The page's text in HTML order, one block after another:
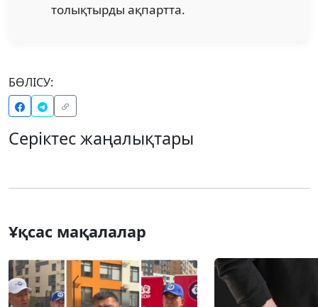
толықтырды ақпартта.
БӨЛІСУ:
Серіктес жаңалықтары
Ұқсас мақалалар